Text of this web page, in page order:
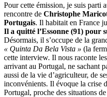
Pour cette émission, je suis parti
rencontre de Christophe
Portugais. Il habitait en France
Il a quitté l’Essonne (91) pour
Désormais, il s’occupe de la
« Quinta Da Bela Vista » (la
cette interview. Il nous raconte
arrivant au Portugal, ne sachant
aussi de la vie d’agriculteur, de
inconvénients. Il évoque la crise
Portugal, proche des situations